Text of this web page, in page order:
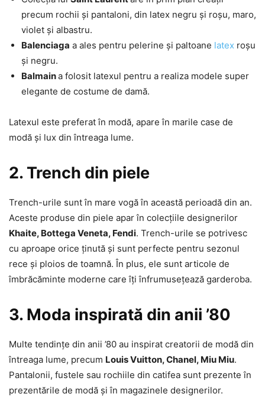
precum rochii și pantaloni, din latex negru și roșu, maro,
violet și albastru.
Balenciaga a ales pentru pelerine și paltoane latex roșu
și negru.
Balmaina folosit latexul pentru a realiza modele super
elegante de costume de damă.
Latexul este preferat în modă, apare în marile case de
modă și lux din întreaga lume.
2. Trench din piele
Trench-urile sunt în mare vogă în această perioadă din an.
Aceste produse din piele apar în colecțiile designerilor
Khaite, Bottega Veneta, Fendi. Trench-urile se potrivesc
cu aproape orice ținută și sunt perfecte pentru sezonul
rece și ploios de toamnă. În plus, ele sunt articole de
îmbrăcăminte moderne care îți înfrumusețează garderoba.
3. Moda inspirată din anii ’80
Multe tendințe din anii ’80 au inspirat creatorii de modă din
întreaga lume, precum Louis Vuitton, Chanel, Miu Miu.
Pantalonii, fustele sau rochiile din catifea sunt prezente în
prezentările de modă și în magazinele designerilor.